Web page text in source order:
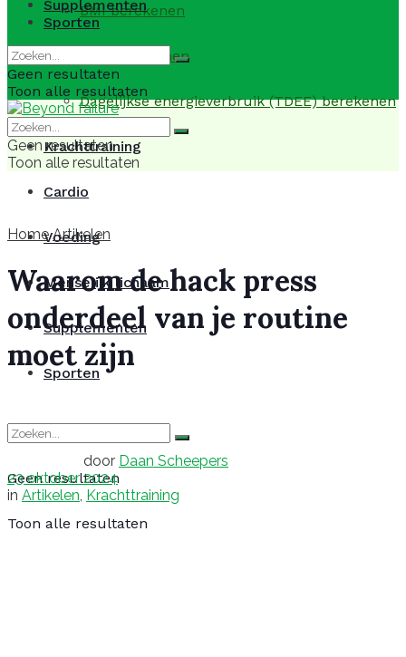
BMI berekenen
BMR berekenen
Dagelijkse energieverbruik (TDEE) berekenen
Krachttraining
Cardio
Voeding
Menselijk lichaam
Supplementen
Sporten
Geen resultaten
Toon alle resultaten
Supplementen
Sporten
Geen resultaten
Toon alle resultaten
Geen resultaten
Toon alle resultaten
Home Artikelen
Waarom de hack press
onderdeel van je routine
moet zijn
door Daan Scheepers
23 oktober 2024
in Artikelen, Krachttraining